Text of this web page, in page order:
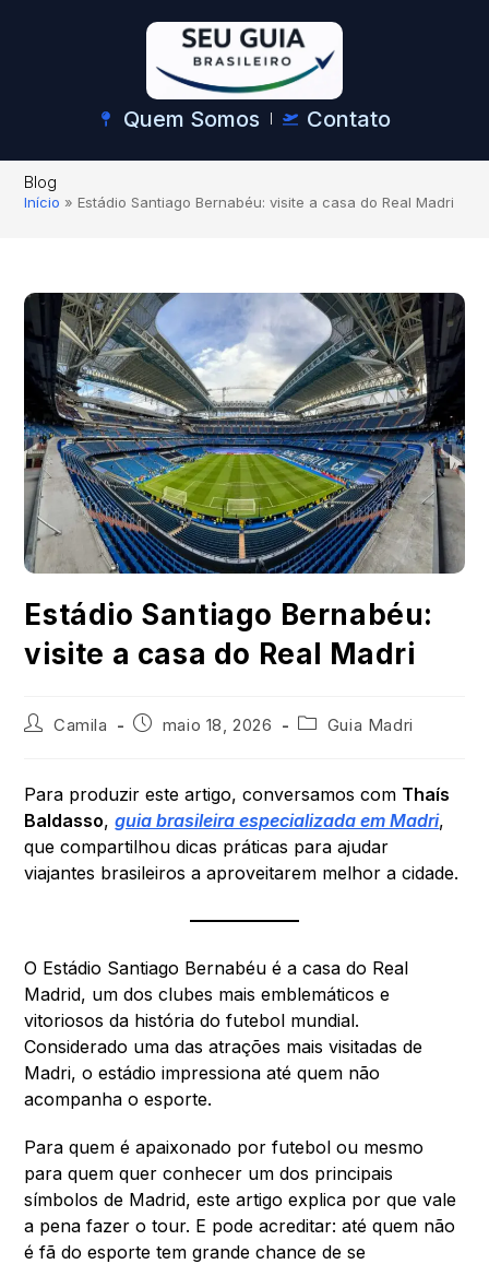
Quem Somos Contato
Blog
Início »Estádio Santiago Bernabéu: visite a casa do Real Madri
Estádio Santiago Bernabéu:
visite a casa do Real Madri
Camila maio 18, 2026 Guia Madri
Para produzir este artigo, conversamos com Thaís
Baldasso,guia brasileira especializada em Madri,
que compartilhou dicas práticas para ajudar
viajantes brasileiros a aproveitarem melhor a cidade.
O Estádio Santiago Bernabéu é a casa do Real
Madrid, um dos clubes mais emblemáticos e
vitoriosos da história do futebol mundial.
Considerado uma das atrações mais visitadas de
Madri, o estádio impressiona até quem não
acompanha o esporte.
Para quem é apaixonado por futebol ou mesmo
para quem quer conhecer um dos principais
símbolos de Madrid, este artigo explica por que vale
a pena fazer o tour. E pode acreditar: até quem não
é fã do esporte tem grande chance de se